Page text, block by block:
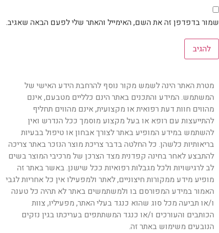
שמור בדפדפן זה את השם, האימייל והאתר שלי לפעם הבאה שאגיב.
מטרת האתר הינה לשמש מקור נוסף להרחבת הידע האישי של
המשתמש. המידע והתכנים באתר הינם כלליים מטבעם, אינם
מהווים חוות דעת רפואית או מקצועית, אינם מהווים תחליף
להתייעצות עם רופא או בעל מקצוע מוסמך ככל הנדרש ואין
להשתמש במידע המופיע באתר לצורך אבחון או טיפול בבעיות
בריאותיות כלשהן. כל החלטה בדבר צריכת מוצר הנזכר באתר צריכה
להתבצע לאחר בחינה קפדנית מצד הצרכן של מרכיבי המוצר בשים
לב לרגישויות ולכל מגבלות רפואיות ככל שישנן. באשר באתר זה
מופיע מידע ממקורות חיצוניים, לאתר ולמפעילו אין כל אחריות לגבי
האמור במידע המפורסם בו ולמשתמשים באתר לא תהיה כל טענה
ו/או תביעה מכל סוג שהוא כנגד בעלי האתר, מפעיליו, צוות
הכותבים והעורכים ו/או כנגד המשתתפים בעריכתו בגין נזקים
הנובעים משימוש באתר זה.